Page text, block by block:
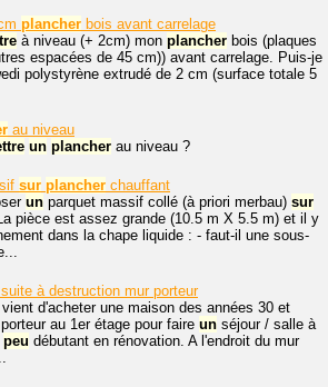
plancher bois avant carrelage
à niveau (+ 2cm) mon plancher bois (plaques
espacées de 45 cm)) avant carrelage. Puis-je
polystyrène extrudé de 2 cm (surface totale 5
au niveau
un plancher au niveau ?
sur plancher chauffant
un parquet massif collé (à priori merbau) sur
pièce est assez grande (10.5 m X 5.5 m) et il y
dans la chape liquide : - faut-il une sous-
suite à destruction mur porteur
d'acheter une maison des années 30 et
au 1er étage pour faire un séjour / salle à
peu débutant en rénovation. A l'endroit du mur